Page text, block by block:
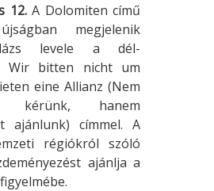
12.A Dolomiten című
megjelenik
levele a dél-
Wir bitten nicht um
eine Allianz (Nem
kérünk, hanem
ajánlunk) címmel. A
régiókról szóló
ajánlja a